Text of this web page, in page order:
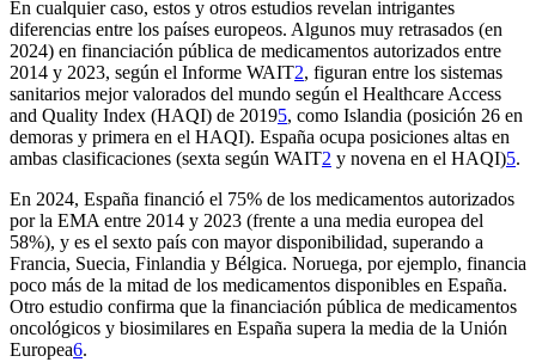
En cualquier caso, estos y otros estudios revelan intrigantes
diferencias entre los países europeos. Algunos muy retrasados (en
2024) en financiación pública de medicamentos autorizados entre
2014 y 2023, según el Informe WAIT2, figuran entre los sistemas
sanitarios mejor valorados del mundo según el Healthcare Access
and Quality Index (HAQI) de 20195, como Islandia (posición 26 en
demoras y primera en el HAQI). España ocupa posiciones altas en
ambas clasificaciones (sexta según WAIT2 y novena en el HAQI)5.
En 2024, España financió el 75% de los medicamentos autorizados
por la EMA entre 2014 y 2023 (frente a una media europea del
58%), y es el sexto país con mayor disponibilidad, superando a
Francia, Suecia, Finlandia y Bélgica. Noruega, por ejemplo, financia
poco más de la mitad de los medicamentos disponibles en España.
Otro estudio confirma que la financiación pública de medicamentos
oncológicos y biosimilares en España supera la media de la Unión
Europea6.